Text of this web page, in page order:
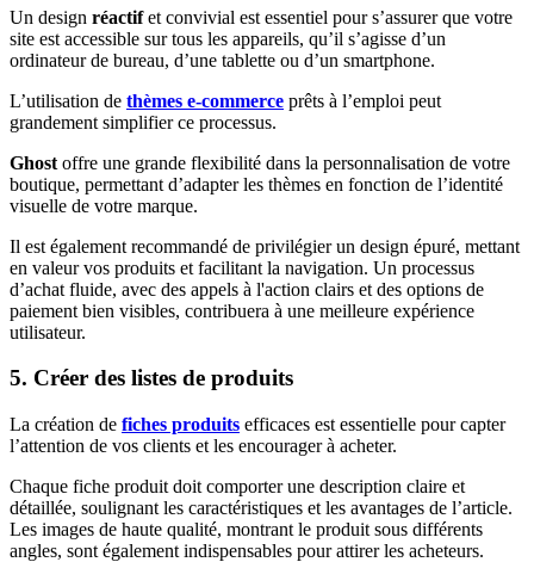
Un design réactifet convivial est essentiel pour s’assurer que votre
site est accessible sur tous les appareils, qu’il s’agisse d’un
ordinateur de bureau, d’une tablette ou d’un smartphone.
L’utilisation de thèmes e-commerce prêts à l’emploi peut
grandement simplifier ce processus.
Ghost offre une grande flexibilité dans la personnalisation de votre
boutique, permettant d’adapter les thèmes en fonction de l’identité
visuelle de votre marque.
Il est également recommandé de privilégier un design épuré, mettant
en valeur vos produits et facilitant la navigation. Un processus
d’achat fluide, avec des appels à l'action clairs et des options de
paiement bien visibles, contribuera à une meilleure expérience
utilisateur.
5. Créer des listes de produits
La création de fiches produits efficaces est essentielle pour capter
l’attention de vos clients et les encourager à acheter.
Chaque fiche produit doit comporter une description claire et
détaillée, soulignant les caractéristiques et les avantages de l’article.
Les images de haute qualité, montrant le produit sous différents
angles, sont également indispensables pour attirer les acheteurs.